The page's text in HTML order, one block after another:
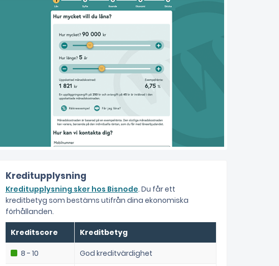
Kreditupplysning
Kreditupplysning sker hos Bisnode. Du får ett
kreditbetyg som bestäms utifrån dina ekonomiska
förhållanden.
Kreditscore Kreditbetyg
8 - 10 God kreditvärdighet